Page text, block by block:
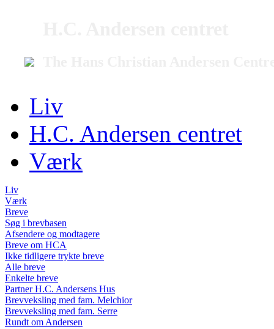
Liv
H.C. Andersen centret
Værk
Liv
Værk
Breve
Søg i brevbasen
Afsendere og modtagere
Breve om HCA
Ikke tidligere trykte breve
Alle breve
Enkelte breve
Partner H.C. Andersens Hus
Brevveksling med fam. Melchior
Brevveksling med fam. Serre
Rundt om Andersen